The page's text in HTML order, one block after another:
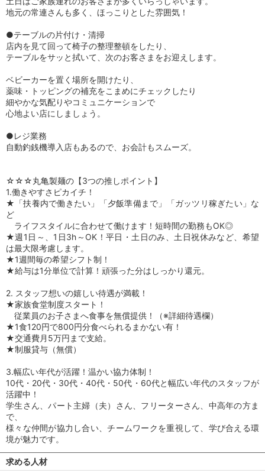
地元の常連さんも多く、ほっこりとした雰囲気！
●テーブルの片付け・清掃
店内を見て回って椅子の整理整頓をしたり、
テーブルをサッと拭いて、次のお客さまをお迎えします。
ベビーカーを置く場所を開けたり、
薬味・トッピングの補充をこまめにチェックしたり
細やかな気配りやコミュニケーションで
心地よい店にしましょう。
●レジ業務
自動釣銭機導入店もあるので、お会計もスムーズ。
☆☆☆丸亀製麺の【3つの推しポイント】
1.働きやすさピカイチ！
★「扶養内で働きたい」「夕飯準備まで」「ガッツリ稼ぎたい」な
ど
ライフスタイルに合わせて働けます！短時間の勤務もOK◎
★週1日～、1日3h～OK！平日・土日のみ、土日祝休みなど、希望
は最大限考慮します。
★1週間毎の希望シフト制！
★給与は1分単位で計算！頑張った分はしっかり還元。
2. スタッフ想いの嬉しい待遇が満載！
★家族食堂制度スタート！
従業員のお子さまへ食事を無償提供！（※詳細待遇欄）
★1食120円で800円分食べられるまかない有！
★交通費月5万円まで支給。
★制服貸与（無償）
3.幅広い年代が活躍！温かい協力体制！
10代・20代・30代・40代・50代・60代と幅広い年代のスタッフが
活躍中！
学生さん、パート主婦（夫）さん、フリーターさん、中高年の方ま
で、
様々な仲間が協力し合い、チームワークを重視して、学び合える環
境が魅力です。
求める人材